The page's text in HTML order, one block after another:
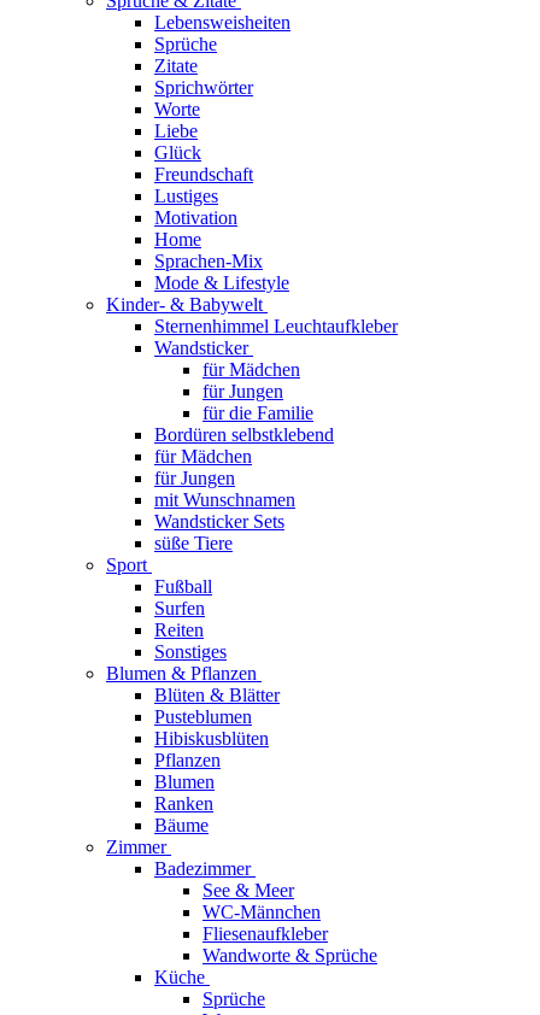
Lebensweisheiten
Sprüche
Zitate
Sprichwörter
Worte
Liebe
Glück
Freundschaft
Lustiges
Motivation
Home
Sprachen-Mix
Mode & Lifestyle
Kinder- & Babywelt
Sternenhimmel Leuchtaufkleber
Wandsticker
für Mädchen
für Jungen
für die Familie
Bordüren selbstklebend
für Mädchen
für Jungen
mit Wunschnamen
Wandsticker Sets
süße Tiere
Sport
Fußball
Surfen
Reiten
Sonstiges
Blumen & Pflanzen
Blüten & Blätter
Pusteblumen
Hibiskusblüten
Pflanzen
Blumen
Ranken
Bäume
Zimmer
Badezimmer
See & Meer
WC-Männchen
Fliesenaufkleber
Wandworte & Sprüche
Küche
Sprüche